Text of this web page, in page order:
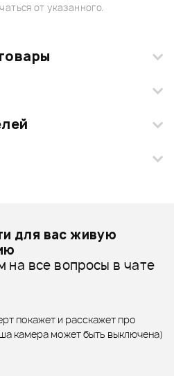
от указанного.
Ожидается
595 ₽
Комплект из 5 кабелей
купленного товара и получите
для вас живую
на все вопросы в чате
покажет и расскажет про
камера может быть выключена)